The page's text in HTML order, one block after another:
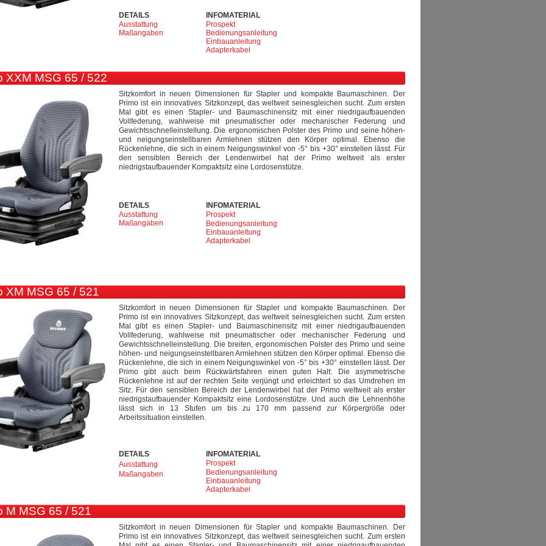
DETAILS
Ausstattung
Maßangaben
INFOMATERIAL
Prospekt
Bedienungsanleitung
Einbauanleitung
Adapterkabel
XXM MSG 65 / 522
Sitzkomfort in neuen Dimensionen für Stapler und kompakte Baumaschinen. Der
Primo ist ein innovatives Sitzkonzept, das weltweit seinesgleichen sucht. Zum ersten
Mal gibt es einen Stapler- und Baumaschinensitz mit einer niedrigaufbauenden
Vollfederung, wahlweise mit pneumatischer oder mechanischer Federung und
Gewichtsschnelleinstellung. Die ergonomischen Polster des Primo und seine höhen-
und neigungseinstellbaren Armlehnen stützen den Körper optimal. Ebenso die
Rückenlehne, die sich in einem Neigungswinkel von -5° bis +30° einstellen lässt. Für
den sensiblen Bereich der Lendenwirbel hat der Primo weltweit als erster
niedrigstaufbauender Kompaktsitz eine Lordosenstütze.
DETAILS
Ausstattung
Maßangaben
INFOMATERIAL
Prospekt
Bedienungsanleitung
Einbauanleitung
Adapterkabel
XM MSG 65 / 521
Sitzkomfort in neuen Dimensionen für Stapler und kompakte Baumaschinen. Der
Primo ist ein innovatives Sitzkonzept, das weltweit seinesgleichen sucht. Zum ersten
Mal gibt es einen Stapler- und Baumaschinensitz mit einer niedrigaufbauenden
Vollfederung, wahlweise mit pneumatischer oder mechanischer Federung und
Gewichtsschnelleinstellung. Die breiten, ergonomischen Polster des Primo und seine
höhen- und neigungseinstellbaren Armlehnen stützen den Körper optimal. Ebenso die
Rückenlehne, die sich in einem Neigungswinkel von -5° bis +30° einstellen lässt. Der
Primo gibt auch beim Rückwärtsfahren einen guten Halt: Die asymmetrische
Rückenlehne ist auf der rechten Seite verjüngt und erleichtert so das Umdrehen im
Sitz. Für den sensiblen Bereich der Lendenwirbel hat der Primo weltweit als erster
niedrigstaufbauender Kompaktsitz eine Lordosenstütze. Und auch die Lehnenhöhe
lässt sich in 13 Stufen um bis zu 170 mm passend zur Körpergröße oder
Arbeitssituation einstellen.
DETAILS
Ausstattung
Maßangaben
INFOMATERIAL
Prospekt
Bedienungsanleitung
Einbauanleitung
Adapterkabel
M MSG 65 / 521
Sitzkomfort in neuen Dimensionen für Stapler und kompakte Baumaschinen. Der
Primo ist ein innovatives Sitzkonzept, das weltweit seinesgleichen sucht. Zum ersten